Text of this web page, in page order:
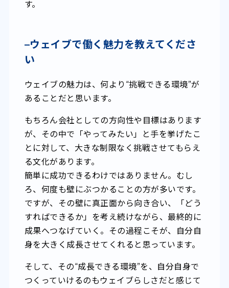
す。
–ウェイブで働く魅力を教えてくださ
い
ウェイブの魅力は、何より“挑戦できる環境”が
あることだと思います。
もちろん会社としての方向性や目標はあります
が、その中で「やってみたい」と手を挙げたこ
とに対して、大きな制限なく挑戦させてもらえ
る文化があります。
簡単に成功できるわけではありません。むし
ろ、何度も壁にぶつかることの方が多いです。
ですが、その壁に真正面から向き合い、「どう
すればできるか」を考え続けながら、最終的に
成果へつなげていく。その過程こそが、自分自
身を大きく成長させてくれると思っています。
そして、その“成長できる環境”を、自分自身で
つくっていけるのもウェイブらしさだと感じて